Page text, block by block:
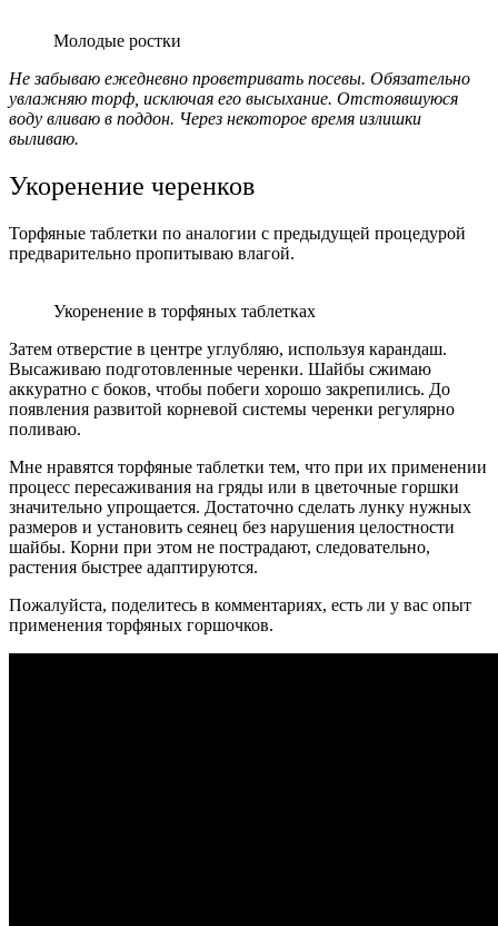
Молодые ростки
Не забываю ежедневно проветривать посевы. Обязательно
увлажняю торф, исключая его высыхание. Отстоявшуюся
воду вливаю в поддон. Через некоторое время излишки
выливаю.
Укоренение черенков
Торфяные таблетки по аналогии с предыдущей процедурой
предварительно пропитываю влагой.
Укоренение в торфяных таблетках
Затем отверстие в центре углубляю, используя карандаш.
Высаживаю подготовленные черенки. Шайбы сжимаю
аккуратно с боков, чтобы побеги хорошо закрепились. До
появления развитой корневой системы черенки регулярно
поливаю.
Мне нравятся торфяные таблетки тем, что при их применении
процесс пересаживания на гряды или в цветочные горшки
значительно упрощается. Достаточно сделать лунку нужных
размеров и установить сеянец без нарушения целостности
шайбы. Корни при этом не пострадают, следовательно,
растения быстрее адаптируются.
Пожалуйста, поделитесь в комментариях, есть ли у вас опыт
применения торфяных горшочков.